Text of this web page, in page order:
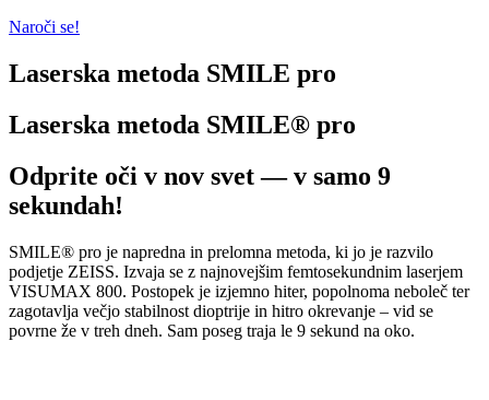
Naroči se!
Laserska metoda SMILE pro
Laserska metoda SMILE® pro
Odprite oči v nov svet — v samo 9
sekundah!
SMILE® pro je napredna in prelomna metoda, ki jo je razvilo
podjetje ZEISS. Izvaja se z najnovejšim femtosekundnim laserjem
VISUMAX 800. Postopek je izjemno hiter, popolnoma neboleč ter
zagotavlja večjo stabilnost dioptrije in hitro okrevanje – vid se
povrne že v treh dneh. Sam poseg traja le 9 sekund na oko.